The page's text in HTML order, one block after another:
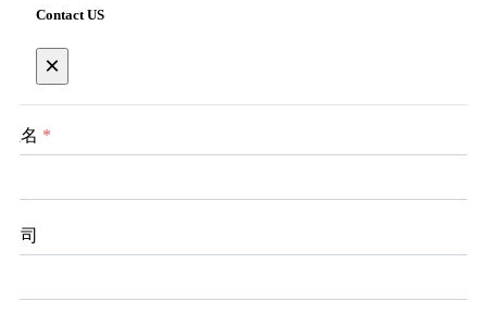
Contact US
×
姓名 *
公司